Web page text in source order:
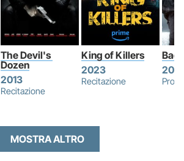
The Devil's
Dozen
2013
Recitazione
King of Killers
2023
Recitazione
2015
MOSTRA ALTRO